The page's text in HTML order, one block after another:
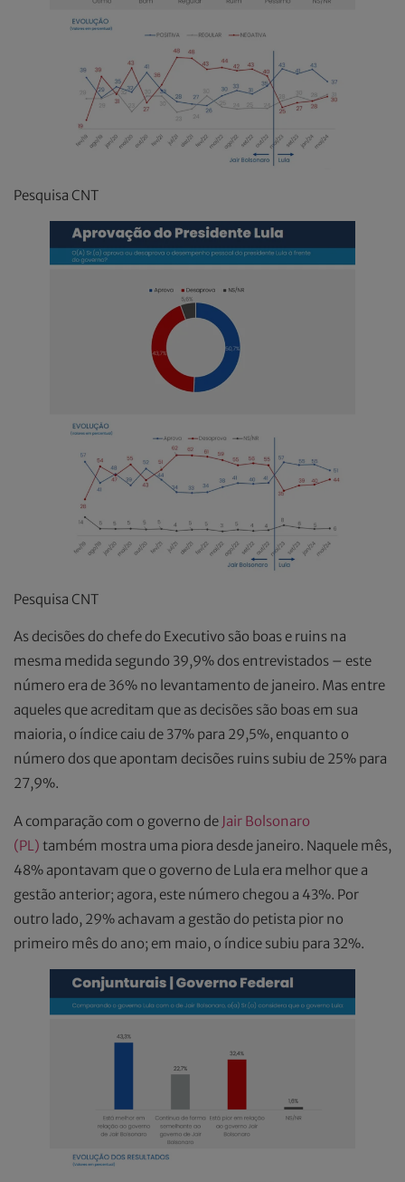
Pesquisa CNT
Pesquisa CNT
As decisões do chefe do Executivo são boas e ruins na
mesma medida segundo 39,9% dos entrevistados – este
número era de 36% no levantamento de janeiro. Mas entre
aqueles que acreditam que as decisões são boas em sua
maioria, o índice caiu de 37% para 29,5%, enquanto o
número dos que apontam decisões ruins subiu de 25% para
27,9%.
A comparação com o governo de Jair Bolsonaro
(PL) também mostra uma piora desde janeiro. Naquele mês,
48% apontavam que o governo de Lula era melhor que a
gestão anterior; agora, este número chegou a 43%. Por
outro lado, 29% achavam a gestão do petista pior no
primeiro mês do ano; em maio, o índice subiu para 32%.